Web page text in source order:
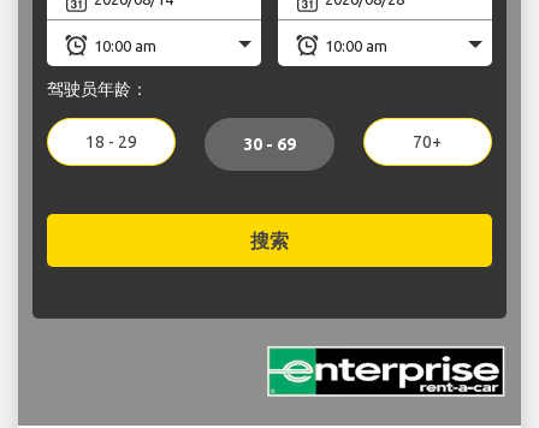
驾驶员年龄：
18 - 29 30 - 69 70+
搜索